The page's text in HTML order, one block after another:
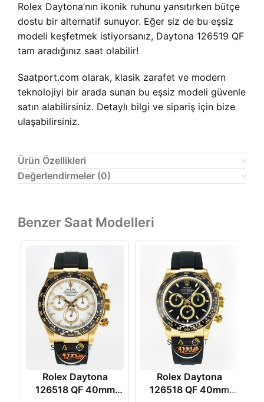
Rolex Daytona’nın ikonik ruhunu yansıtırken bütçe
dostu bir alternatif sunuyor. Eğer siz de bu eşsiz
modeli keşfetmek istiyorsanız, Daytona 126519 QF
tam aradığınız saat olabilir!
Saatport.com olarak, klasik zarafet ve modern
teknolojiyi bir arada sunan bu eşsiz modeli güvenle
satın alabilirsiniz. Detaylı bilgi ve sipariş için bize
ulaşabilirsiniz.
Ürün Özellikleri
Değerlendirmeler (0)
Benzer Saat Modelleri
Rolex Daytona
126518 QF 40mm
Rolex Daytona
126518 QF 40mm